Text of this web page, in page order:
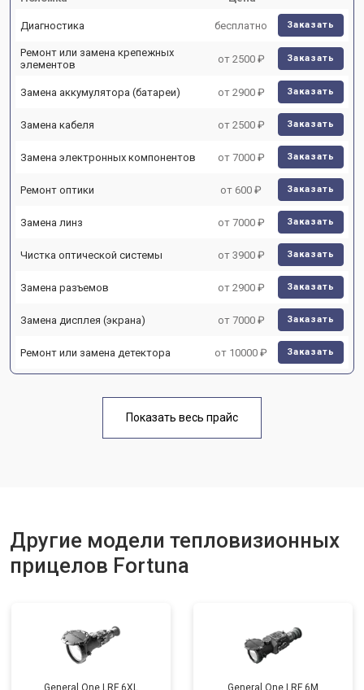
Диагностика бесплатно Заказать
Ремонт или замена крепежных
элементов
от 2500 ₽ Заказать
Замена аккумулятора (батареи) от 2900 ₽ Заказать
Замена кабеля от 2500 ₽ Заказать
Замена электронных компонентов от 7000 ₽ Заказать
Ремонт оптики от 600 ₽ Заказать
Замена линз от 7000 ₽ Заказать
Чистка оптической системы от 3900 ₽ Заказать
Замена разъемов от 2900 ₽ Заказать
Замена дисплея (экрана) от 7000 ₽ Заказать
Ремонт или замена детектора от 10000 ₽ Заказать
Показать весь прайс
Другие модели тепловизионных
прицелов Fortuna
General One LRF 6XL General One LRF 6M